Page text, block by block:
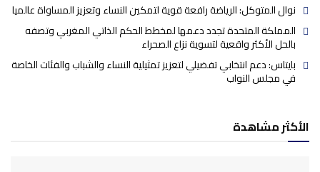
نوال المتوكل: الرياضة رافعة قوية لتمكين النساء وتعزيز المساواة عالميا
المملكة المتحدة تجدد دعمها لمخطط الحكم الذاتي المغربي وتصفه
بالحل الأكثر واقعية لتسوية نزاع الصحراء
بايتاس: دعم انتخابي تفضيلي لتعزيز تمثيلية النساء والشباب والفئات الخاصة
في مجلس النواب
الأكثر مشاهدة